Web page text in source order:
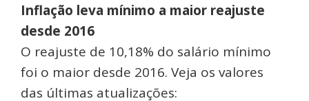
Inflação leva mínimo a maior reajuste
desde 2016
O reajuste de 10,18% do salário mínimo
foi o maior desde 2016. Veja os valores
das últimas atualizações: